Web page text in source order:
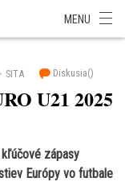
MENU
SITA Diskusia()
U21 2025
zápasy
Európy vo futbale